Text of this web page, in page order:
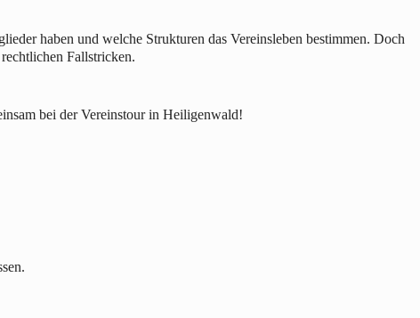
haben und welche Strukturen das Vereinsleben bestimmen. Doch
Fallstricken.
bei der Vereinstour in Heiligenwald!